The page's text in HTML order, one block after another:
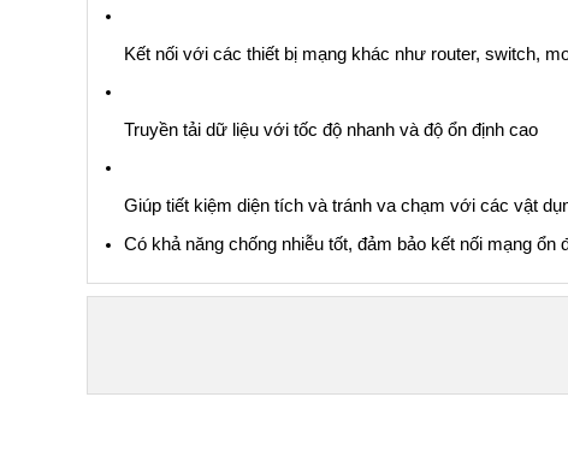
Kết nối với các thiết bị mạng khác như router, switch,
Truyền tải dữ liệu với tốc độ nhanh và độ ổn định cao
Giúp tiết kiệm diện tích và tránh va chạm với các vật
Có khả năng chống nhiễu tốt, đảm bảo kết nối mạng ổn